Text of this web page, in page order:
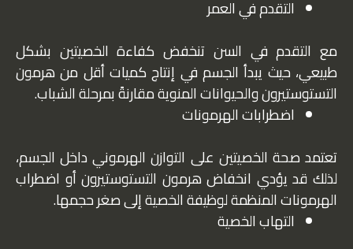
التقدم في العمر
مع التقدم في السن تنخفض كفاءة الخصيتين بشكل
طبيعي، حيث يبدأ الجسم في إنتاج كميات أقل من هرمون
التستوستيرون والحيوانات المنوية مقارنةً بمرحلة الشباب.
اضطرابات الهرمونات
تعتمد صحة الخصيتين على التوازن الهرموني داخل الجسم،
لذلك قد يؤدي انخفاض هرمون التستوستيرون أو اضطراب
الهرمونات المنظمة لوظيفة الخصية إلى صغر حجمها.
التهاب الخصية